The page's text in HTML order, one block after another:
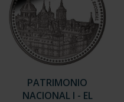
PATRIMONIO
NACIONAL I - EL